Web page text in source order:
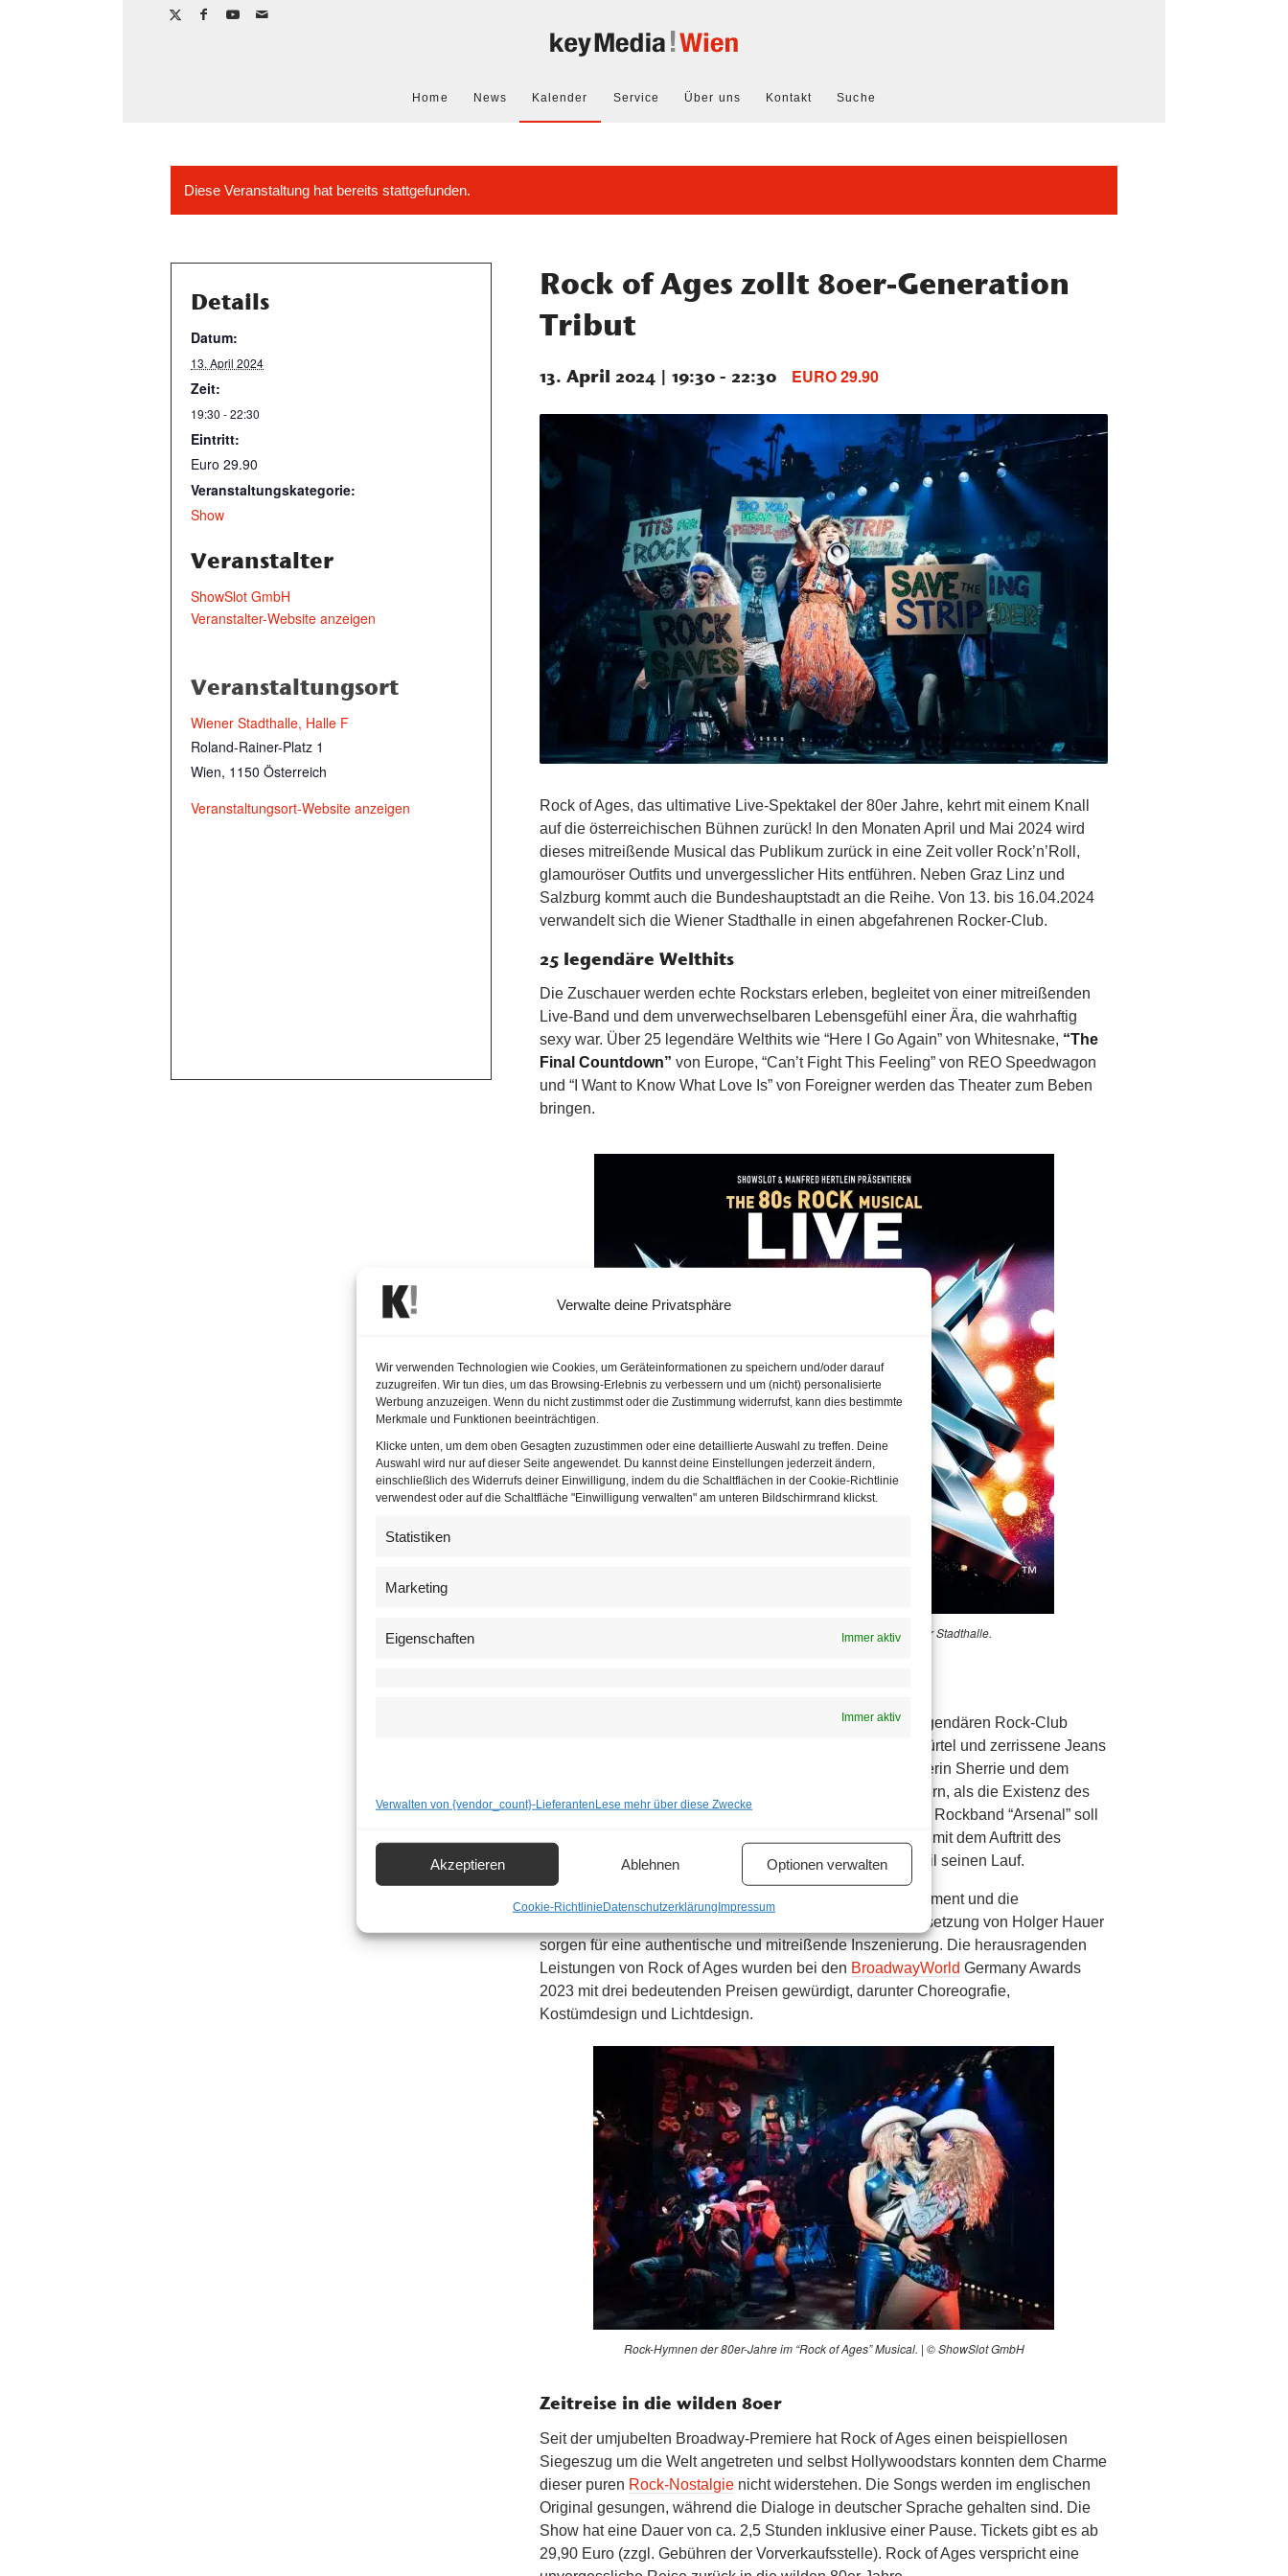
Verwalte deine Privatsphäre
Wir verwenden Technologien wie Cookies, um Geräteinformationen zu speichern und/oder darauf
zuzugreifen. Wir tun dies, um das Browsing-Erlebnis zu verbessern und um (nicht) personalisierte
Werbung anzuzeigen. Wenn du nicht zustimmst oder die Zustimmung widerrufst, kann dies bestimmte
Merkmale und Funktionen beeinträchtigen.
Klicke unten, um dem oben Gesagten zuzustimmen oder eine detaillierte Auswahl zu treffen. Deine
Auswahl wird nur auf dieser Seite angewendet. Du kannst deine Einstellungen jederzeit ändern,
einschließlich des Widerrufs deiner Einwilligung, indem du die Schaltflächen in der Cookie-Richtlinie
verwendest oder auf die Schaltfläche "Einwilligung verwalten" am unteren Bildschirmrand klickst.
Statistiken
Marketing
Eigenschaften Immer aktiv
Immer aktiv
Verwalten von {vendor_count}-LieferantenLese mehr über diese Zwecke
Akzeptieren Ablehnen Optionen verwalten
Cookie-RichtlinieDatenschutzerklärungImpressum
Home News Kalender Service Über uns Kontakt Suche
Diese Veranstaltung hat bereits stattgefunden.
Rock of Ages zollt 80er-Generation
Tribut
13. April 2024 | 19:30 - 22:30 EURO 29.90
Rock of Ages, das ultimative Live-Spektakel der 80er Jahre, kehrt mit einem Knall
auf die österreichischen Bühnen zurück! In den Monaten April und Mai 2024 wird
dieses mitreißende Musical das Publikum zurück in eine Zeit voller Rock’n’Roll,
glamouröser Outfits und unvergesslicher Hits entführen. Neben Graz Linz und
Salzburg kommt auch die Bundeshauptstadt an die Reihe. Von 13. bis 16.04.2024
verwandelt sich die Wiener Stadthalle in einen abgefahrenen Rocker-Club.
25 legendäre Welthits
Die Zuschauer werden echte Rockstars erleben, begleitet von einer mitreißenden
Live-Band und dem unverwechselbaren Lebensgefühl einer Ära, die wahrhaftig
sexy war. Über 25 legendäre Welthits wie “Here I Go Again” von Whitesnake, “The
Final Countdown” von Europe, “Can’t Fight This Feeling” von REO Speedwagon
und “I Want to Know What Love Is” von Foreigner werden das Theater zum Beben
bringen.
Rock of Ages von 13. bis 16. April 2024 in der Wiener Stadthalle.
Die Handlung spielt im Los Angeles der 80er Jahre, im legendären Rock-Club
“Bourbon Room” am berühmten Sunset Strip, wo Nietengürtel und zerrissene Jeans
regieren. Doch die Love-Story zwischen der naiven Kellnerin Sherrie und dem
abgeklärten Barkeeper Drew steht unter keinem guten Stern, als die Existenz des
Clubs bedroht wird. Ein Benefiz-Konzert der erfolgreichen Rockband “Arsenal” soll
helfen, die leere Kasse des Clubbetreibers zu füllen, aber mit dem Auftritt des
exzentrischen Leadsängers Stacee Jaxx nimmt das Unheil seinen Lauf.
Das Buch von Chris D’Arienzo, das musikalische Arrangement und die
Orchestrierung von Ethan Popp sowie die deutsche Übersetzung von Holger Hauer
sorgen für eine authentische und mitreißende Inszenierung. Die herausragenden
Leistungen von Rock of Ages wurden bei den BroadwayWorld Germany Awards
2023 mit drei bedeutenden Preisen gewürdigt, darunter Choreografie,
Kostümdesign und Lichtdesign.
Rock-Hymnen der 80er-Jahre im “Rock of Ages” Musical. | © ShowSlot GmbH
Zeitreise in die wilden 80er
Seit der umjubelten Broadway-Premiere hat Rock of Ages einen beispiellosen
Siegeszug um die Welt angetreten und selbst Hollywoodstars konnten dem Charme
dieser puren Rock-Nostalgie nicht widerstehen. Die Songs werden im englischen
Original gesungen, während die Dialoge in deutscher Sprache gehalten sind. Die
Show hat eine Dauer von ca. 2,5 Stunden inklusive einer Pause. Tickets gibt es ab
29,90 Euro (zzgl. Gebühren der Vorverkaufsstelle). Rock of Ages verspricht eine
Details
Datum:
13. April 2024
Zeit:
19:30 - 22:30
Eintritt:
Euro 29.90
Veranstaltungskategorie:
Show
Veranstalter
ShowSlot GmbH
Veranstalter-Website anzeigen
Veranstaltungsort
Wiener Stadthalle, Halle F
Roland-Rainer-Platz 1
Wien, 1150 Österreich
Veranstaltungsort-Website anzeigen